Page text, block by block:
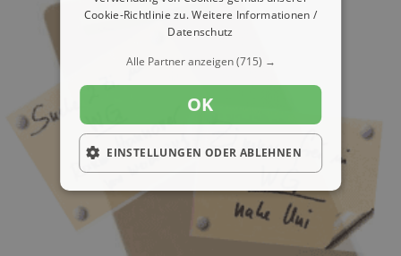
Cookie-Richtlinie zu.Weitere Informationen /
Datenschutz
Alle Partner anzeigen(715) →
OK
EINSTELLUNGEN ODER ABLEHNEN